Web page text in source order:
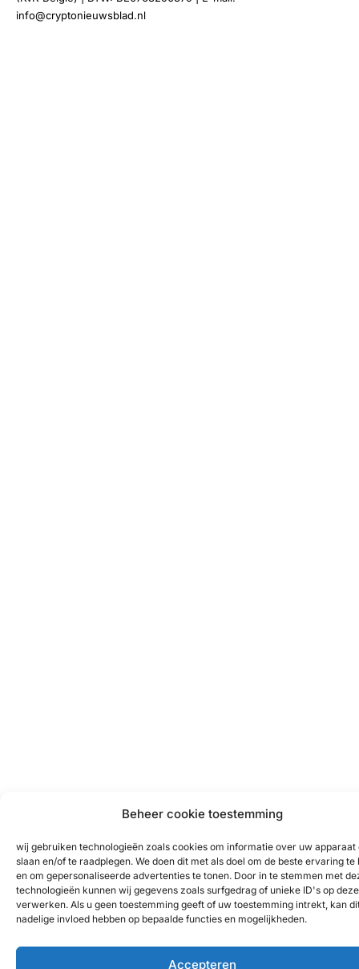
Beheer cookie toestemming
wij gebruiken technologieën zoals cookies om informatie over uw apparaat
slaan en/of te raadplegen. We doen dit met als doel om de beste ervaring te
en om gepersonaliseerde advertenties te tonen. Door in te stemmen met
technologieën kunnen wij gegevens zoals surfgedrag of unieke ID's op
verwerken. Als u geen toestemming geeft of uw toestemming intrekt, kan
nadelige invloed hebben op bepaalde functies en mogelijkheden.
Accepteren
info@cryptonieuwsblad.nl